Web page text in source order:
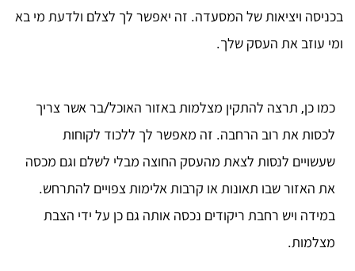
בכניסה ויציאות של המסעדה. זה יאפשר לך לצלם ולדעת מי בא
ומי עוזב את העסק שלך.
כמו כן, תרצה להתקין מצלמות באזור האוכל/בר אשר צריך
לכסות את רוב הרחבה. זה מאפשר לך ללכוד לקוחות
שעשויים לנסות לצאת מהעסק החוצה מבלי לשלם וגם מכסה
את האזור שבו תאונות או קרבות אלימות צפויים להתרחש.
במידה ויש רחבת ריקודים נכסה אותה גם כן על ידי הצבת
מצלמות.